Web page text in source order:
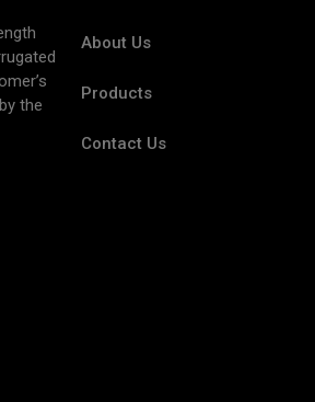
the
About Us
Products
Contact Us